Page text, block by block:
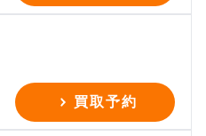
買取予約